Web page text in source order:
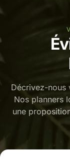
Décrivez-nous
Nos planners
une